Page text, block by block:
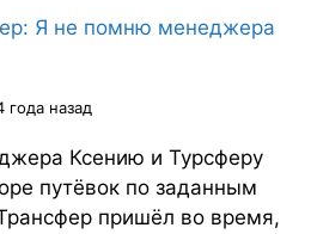
Я не помню менеджера
года назад
Ксению и Турсферу
путёвок по заданным
пришёл во время,